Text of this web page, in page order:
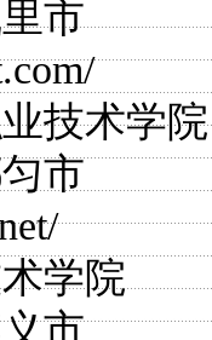
技术学院
学院